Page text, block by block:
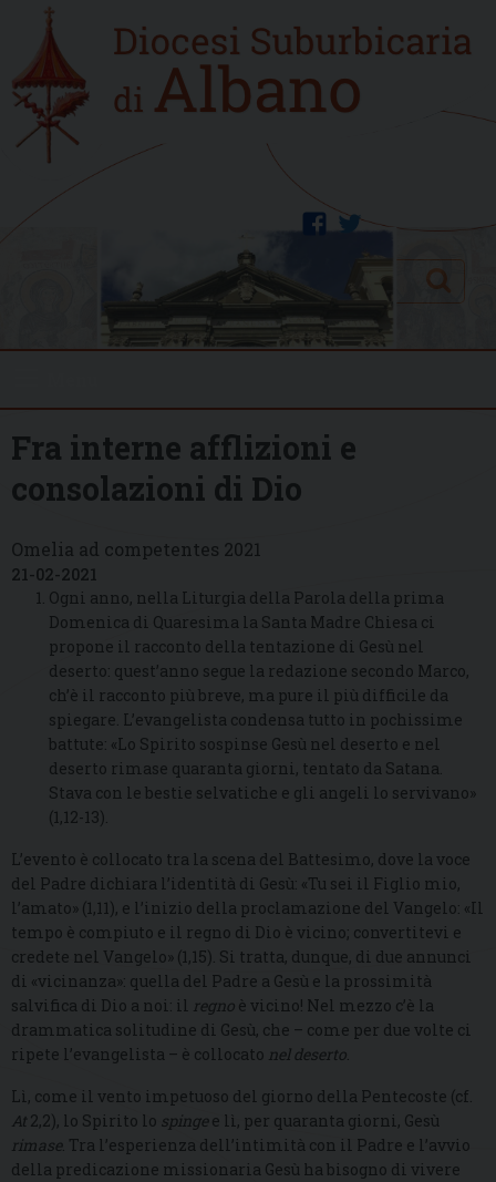
content
Home
new
twitter
facebook
Search
Fra interne afflizioni e
consolazioni di Dio
Omelia ad competentes 2021
21-02-2021
Ogni anno, nella Liturgia della Parola della prima
Domenica di Quaresima la Santa Madre Chiesa ci
propone il racconto della tentazione di Gesù nel
deserto: quest’anno segue la redazione secondo Marco,
ch’è il racconto più breve, ma pure il più difficile da
spiegare. L’evangelista condensa tutto in pochissime
battute: «Lo Spirito sospinse Gesù nel deserto e nel
deserto rimase quaranta giorni, tentato da Satana.
Stava con le bestie selvatiche e gli angeli lo servivano»
(1,12-13).
L’evento è collocato tra la scena del Battesimo, dove la voce
del Padre dichiara l’identità di Gesù: «Tu sei il Figlio mio,
l’amato» (1,11), e l’inizio della proclamazione del Vangelo: «Il
tempo è compiuto e il regno di Dio è vicino; convertitevi e
credete nel Vangelo» (1,15). Si tratta, dunque, di due annunci
di «vicinanza»: quella del Padre a Gesù e la prossimità
salvifica di Dio a noi: il regno è vicino! Nel mezzo c’è la
drammatica solitudine di Gesù, che – come per due volte ci
ripete l’evangelista – è collocato nel deserto.
Lì, come il vento impetuoso del giorno della Pentecoste (cf.
At 2,2), lo Spirito lo spingee lì, per quaranta giorni, Gesù
rimase. Tra l’esperienza dell’intimità con il Padre e l’avvio
della predicazione missionaria Gesù ha bisogno di vivere